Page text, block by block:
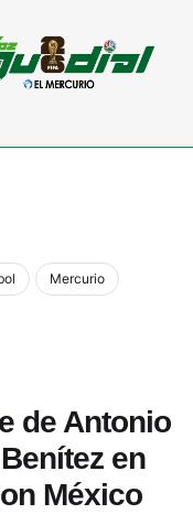
Mercurio
de Antonio
en
México